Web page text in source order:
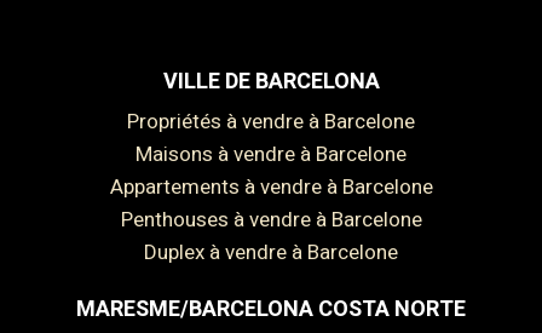
VILLE DE BARCELONA
Propriétés à vendre à Barcelone
Maisons à vendre à Barcelone
Appartements à vendre à Barcelone
Penthouses à vendre à Barcelone
Duplex à vendre à Barcelone
MARESME/BARCELONA COSTA NORTE